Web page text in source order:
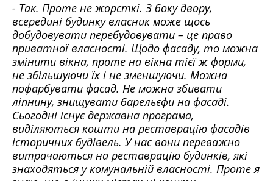
- Так. Проте не жорсткі. З боку двору,
всередині будинку власник може щось
добудовувати перебудовувати – це право
приватної власності. Щодо фасаду, то можна
змінити вікна, проте на вікна тієї ж форми,
не збільшуючи їх і не зменшуючи. Можна
пофарбувати фасад. Не можна збивати
ліпнину, знищувати барельєфи на фасаді.
Сьогодні існує державна програма,
виділяються кошти на реставрацію фасадів
історичних будівель. У нас вони переважно
витрачаються на реставрацію будинків, які
знаходяться у комунальній власності. Проте я